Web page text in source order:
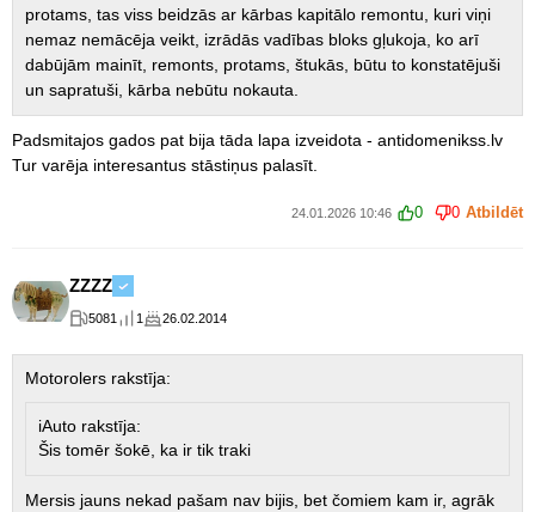
protams, tas viss beidzās ar kārbas kapitālo remontu, kuri viņi
nemaz nemācēja veikt, izrādās vadības bloks gļukoja, ko arī
dabūjām mainīt, remonts, protams, štukās, būtu to konstatējuši
un sapratuši, kārba nebūtu nokauta.
Padsmitajos gados pat bija tāda lapa izveidota - antidomenikss.lv
Tur varēja interesantus stāstiņus palasīt.
24.01.2026 10:46 0 0 Atbildēt
ZZZZ
5081 1 26.02.2014
Motorolers rakstīja:
iAuto rakstīja:
Šis tomēr šokē, ka ir tik traki
Mersis jauns nekad pašam nav bijis, bet čomiem kam ir, agrāk